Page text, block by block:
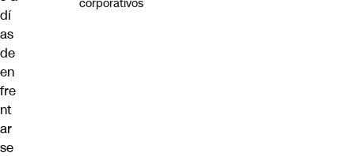
dí
as
de
en
fre
nt
ar
se
corporativos